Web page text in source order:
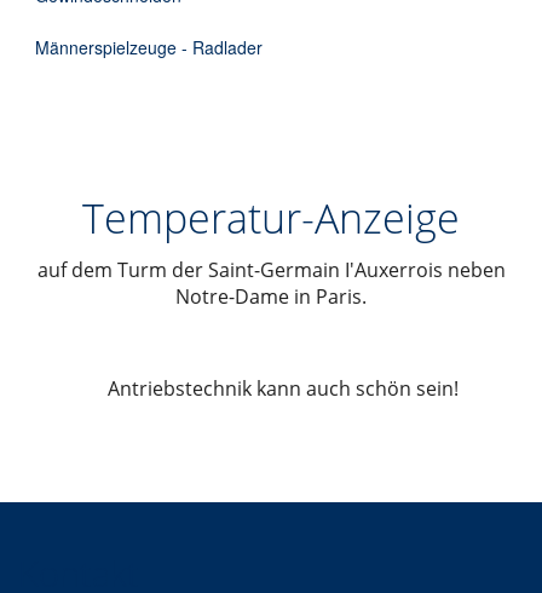
Männerspielzeuge - Radlader
Temperatur-Anzeige
auf dem Turm der Saint-Germain I'Auxerrois neben
Notre-Dame in Paris.
Antriebstechnik kann auch schön sein!